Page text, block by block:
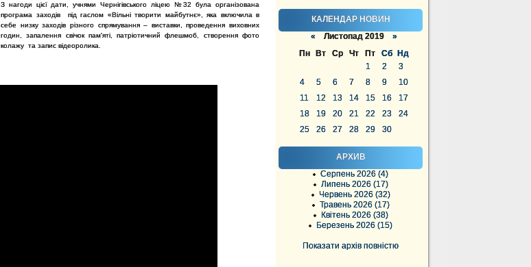
КАЛЕНДАР НОВИН
« Листопад 2019 »
Пн
Вт Ср Чт Пт Сб
Нд
1
2
3
4
5 6 7 8 9
10
11
12 13 14 15 16
17
18
19 20 21 22 23
24
25
26 27 28 29 30
АРХИВ
Серпень 2026 (4)
Липень 2026 (17)
Червень 2026 (32)
Травень 2026 (17)
Квітень 2026 (38)
Березень 2026 (15)
Показати архів повністю
З нагоди цієї дати, учнями Чернігівського ліцею №32 була організована
програма заходів під гаслом «Вільні творити майбутнє», яка включила в
себе низку заходів різного спрямування – виставки, проведення виховних
годин, запалення свічок пам'яті, патріотичний флешмоб, створення фото
колажу та запис відеоролика.